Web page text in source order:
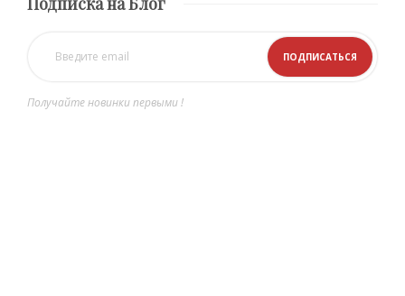
Получайте новинки первыми !